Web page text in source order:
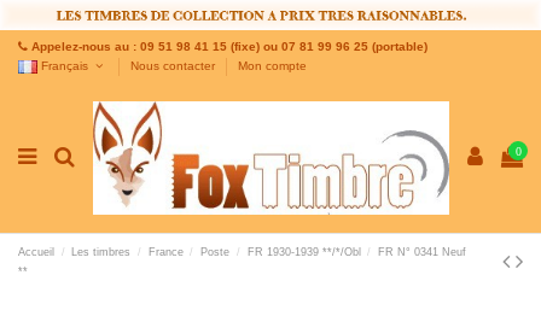
Appelez-nous au : 09 51 98 41 15 (fixe) ou 07 81 99 96 25 (portable)
Français
Nous contacter Mon compte
0
Accueil Les timbres France Poste FR 1930-1939 **/*/Obl
FR N° 0341 Neuf
**